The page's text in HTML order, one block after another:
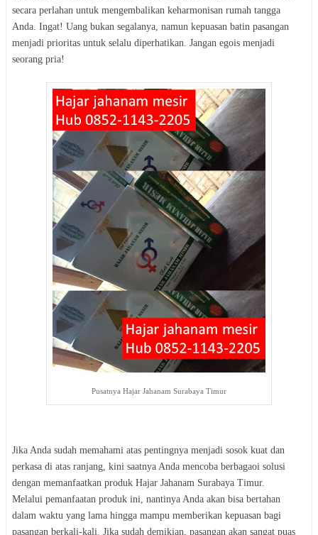
secara perlahan untuk mengembalikan keharmonisan rumah tangga
Anda. Ingat! Uang bukan segalanya, namun kepuasan batin pasangan
menjadi prioritas untuk selalu diperhatikan. Jangan egois menjadi
seorang pria!
Pusatnya Hajar Jahanam Surabaya Timur
Jika Anda sudah memahami atas pentingnya menjadi sosok kuat dan
perkasa di atas ranjang, kini saatnya Anda mencoba berbagaoi solusi
dengan memanfaatkan produk Hajar Jahanam Surabaya Timur.
Melalui pemanfaatan produk ini, nantinya Anda akan bisa bertahan
dalam waktu yang lama hingga mampu memberikan kepuasan bagi
pasangan berkali-kali. Jika sudah demikian, pasangan akan sangat puas